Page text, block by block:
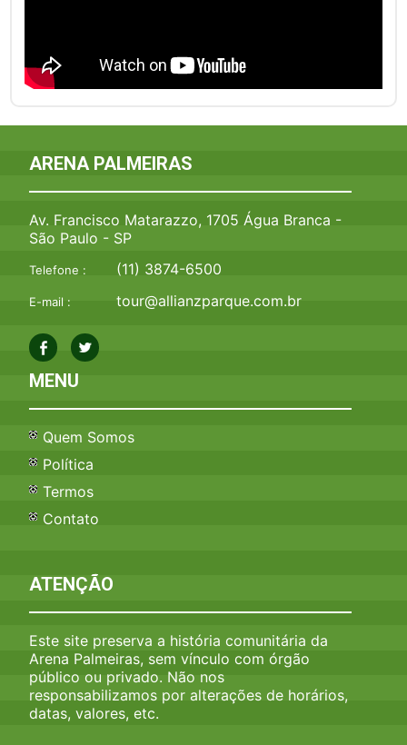
ARENA PALMEIRAS
Av. Francisco Matarazzo, 1705 Água Branca -
São Paulo - SP
Telefone : (11) 3874-6500
E-mail : tour@allianzparque.com.br
MENU
Quem Somos
Política
Termos
Contato
ATENÇÃO
Este site preserva a história comunitária da
Arena Palmeiras, sem vínculo com órgão
público ou privado. Não nos
responsabilizamos por alterações de horários,
datas, valores, etc.